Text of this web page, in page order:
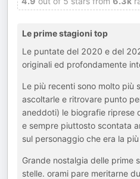
Le prime stagioni top
Le puntate del 2020 e del
originali ed profondamente
Le più recenti sono molto più
ascoltarle e ritrovare punto
aneddoti) le biografie riprese
e sempre piuttosto scontata
sul personaggio che era la
Grande nostalgia delle prime
stelle. orami pare meritarne